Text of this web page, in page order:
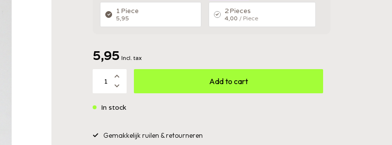
1 Piece
5,95
2 Pieces
4,00 / Piece
5,95 Incl. tax
Add to cart
In stock
Gemakkelijk ruilen & retourneren